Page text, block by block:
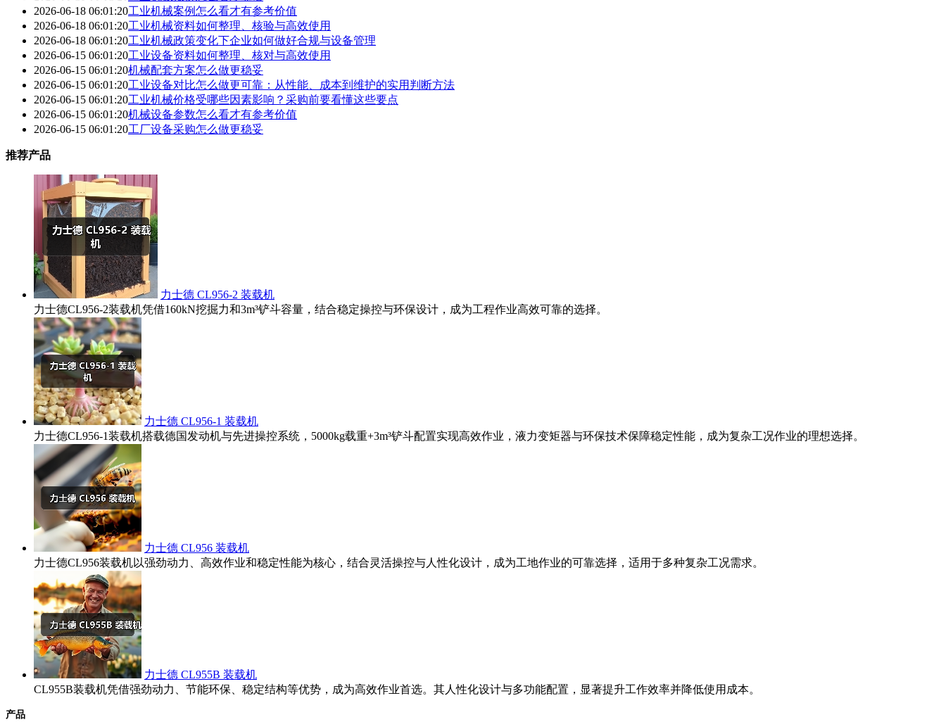
2026-06-18 06:01:20工业机械案例怎么看才有参考价值
2026-06-18 06:01:20工业机械资料如何整理、核验与高效使用
2026-06-18 06:01:20工业机械政策变化下企业如何做好合规与设备管理
2026-06-15 06:01:20工业设备资料如何整理、核对与高效使用
2026-06-15 06:01:20机械配套方案怎么做更稳妥
2026-06-15 06:01:20工业设备对比怎么做更可靠：从性能、成本到维护的实用判断方法
2026-06-15 06:01:20工业机械价格受哪些因素影响？采购前要看懂这些要点
2026-06-15 06:01:20机械设备参数怎么看才有参考价值
2026-06-15 06:01:20工厂设备采购怎么做更稳妥
推荐产品
力士德 CL956-2 装载机
力士德CL956-2装载机凭借160kN挖掘力和3m³铲斗容量，结合稳定操控与环保设计，成为工程作业高效可靠的选择。
力士德 CL956-1 装载机
力士德CL956-1装载机搭载德国发动机与先进操控系统，5000kg载重+3m³铲斗配置实现高效作业，液力变矩器与环保技术保障稳定性能，成为复杂工况作业的理想选择。
力士德 CL956 装载机
力士德CL956装载机以强劲动力、高效作业和稳定性能为核心，结合灵活操控与人性化设计，成为工地作业的可靠选择，适用于多种复杂工况需求。
力士德 CL955B 装载机
CL955B装载机凭借强劲动力、节能环保、稳定结构等优势，成为高效作业首选。其人性化设计与多功能配置，显著提升工作效率并降低使用成本。
产品